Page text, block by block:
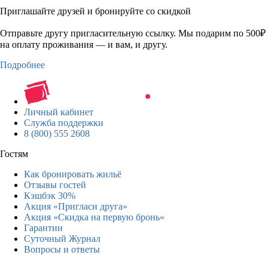
Приглашайте друзей и бронируйте со скидкой
Отправьте другу пригласительную ссылку. Мы подарим по 500₽
на оплату проживания — и вам, и другу.
Подробнее
Личный кабинет
Служба поддержки
8 (800) 555 2608
Гостям
Как бронировать жильё
Отзывы гостей
Кэшбэк 30%
Акция «Пригласи друга»
Акция «Скидка на первую бронь»
Гарантии
Суточный Журнал
Вопросы и ответы